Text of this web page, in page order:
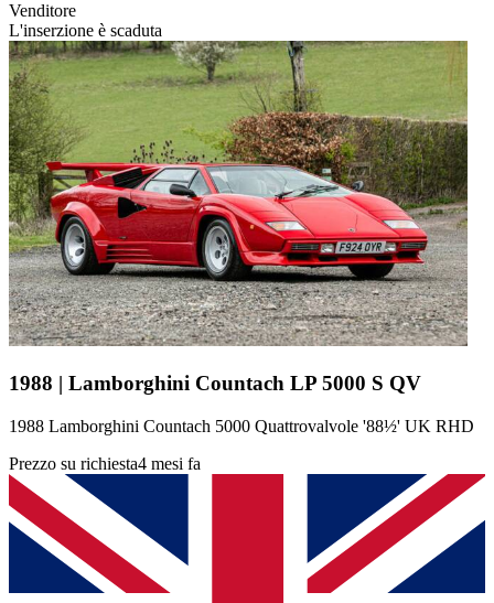
Venditore
L'inserzione è scaduta
1988 | Lamborghini Countach LP 5000 S QV
1988 Lamborghini Countach 5000 Quattrovalvole '88½' UK RHD
Prezzo su richiesta4 mesi fa